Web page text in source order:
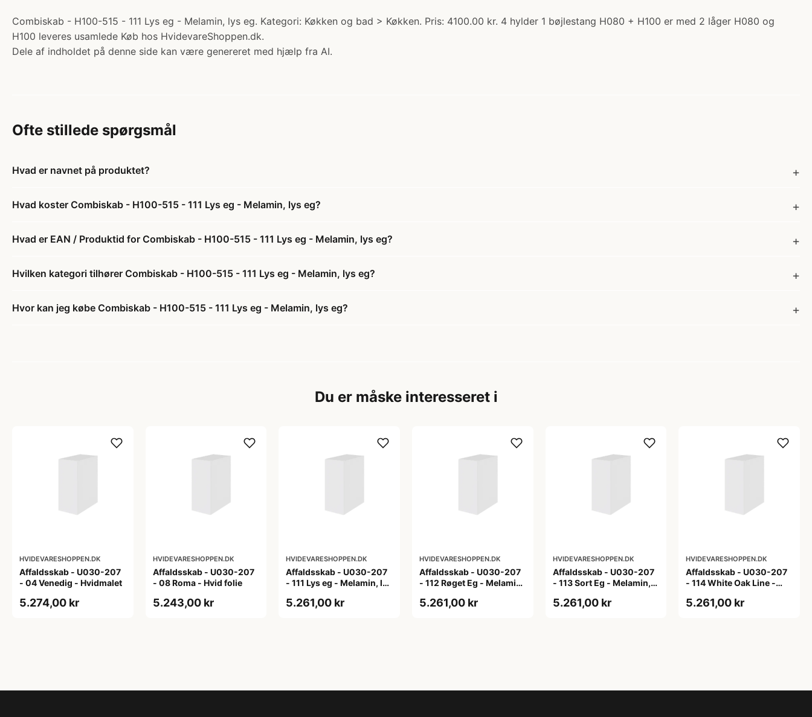
Combiskab - H100-515 - 111 Lys eg - Melamin, lys eg. Kategori: Køkken og bad > Køkken. Pris: 4100.00 kr. 4 hylder 1 bøjlestang H080 + H100 er med 2 låger H080 og
H100 leveres usamlede Køb hos HvidevareShoppen.dk.
Dele af indholdet på denne side kan være genereret med hjælp fra AI.
Ofte stillede spørgsmål
Hvad er navnet på produktet?
Hvad koster Combiskab - H100-515 - 111 Lys eg - Melamin, lys eg?
Hvad er EAN / Produktid for Combiskab - H100-515 - 111 Lys eg - Melamin, lys eg?
Hvilken kategori tilhører Combiskab - H100-515 - 111 Lys eg - Melamin, lys eg?
Hvor kan jeg købe Combiskab - H100-515 - 111 Lys eg - Melamin, lys eg?
Du er måske interesseret i
HVIDEVARESHOPPEN.DK
Affaldsskab - U030-207
- 04 Venedig - Hvidmalet
5.274,00 kr
HVIDEVARESHOPPEN.DK
Affaldsskab - U030-207
- 08 Roma - Hvid folie
5.243,00 kr
HVIDEVARESHOPPEN.DK
Affaldsskab - U030-207
- 111 Lys eg - Melamin, lys
5.261,00 kr
HVIDEVARESHOPPEN.DK
Affaldsskab - U030-207
- 112 Røget Eg - Melamin,
5.261,00 kr
HVIDEVARESHOPPEN.DK
Affaldsskab - U030-207
- 113 Sort Eg - Melamin,
5.261,00 kr
HVIDEVARESHOPPEN.DK
Affaldsskab - U030-207
- 114 White Oak Line -
5.261,00 kr